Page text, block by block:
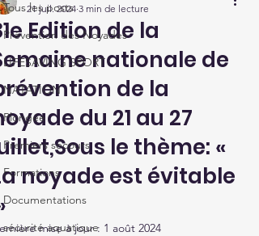
Tous les posts
Prévention des Noyades
LIFESAVING SPORT
NATATION
Plongée
Premiers secours
Formations
Documentations
sécurité aquatique
Edition de la
nationale de
de la
du 21 au 27
le thème: «
noyade est évitable
21 juil. 2024 3 min de lecture
mise à jour : 1 août 2024